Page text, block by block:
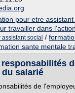
pour etre
travailler dans
social /
sante mentale
du salarié
de